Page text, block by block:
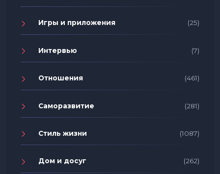
Игры и приложения (25)
Интервью (7)
Отношения (461)
Саморазвитие (281)
Стиль жизни (1087)
Дом и досуг (262)